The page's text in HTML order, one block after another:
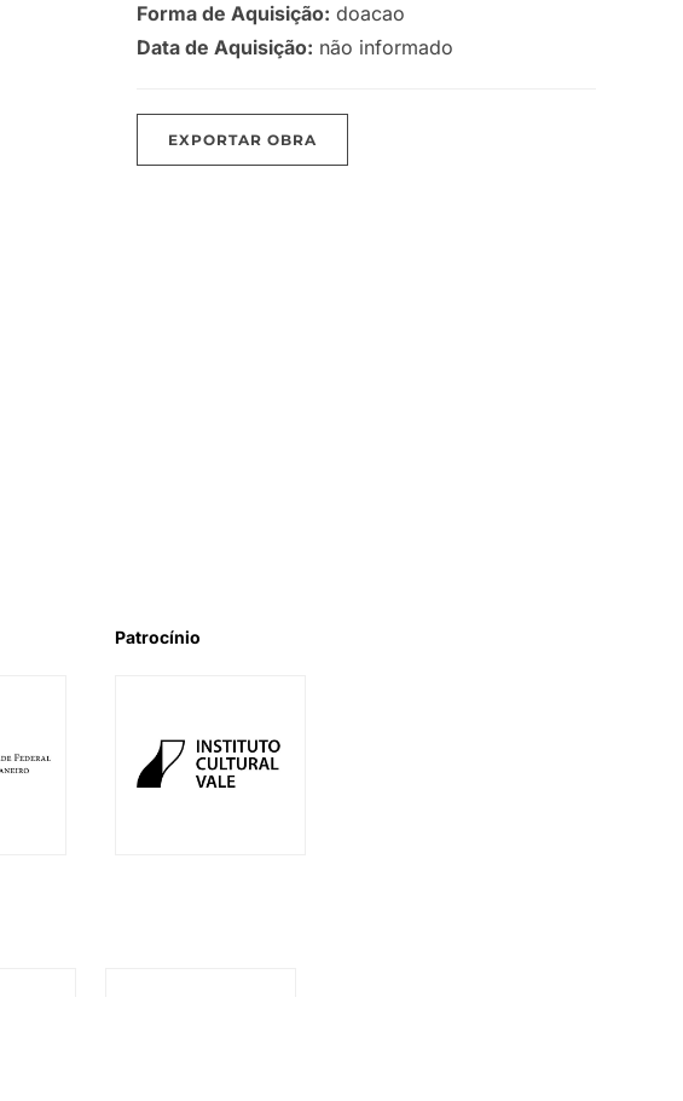
Forma de Aquisição: doacao
Data de Aquisição: não informado
EXPORTAR OBRA
Patrocínio